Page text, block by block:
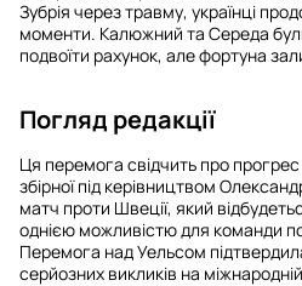
Зубрія через травму, українці
моменти. Калюжний та Середа
подвоїти рахунок, але фортуна
Погляд редакції
Ця перемога свідчить про прогрес
збірної під керівництвом
матч проти Швеції, який
однією можливістю для команди
Перемога над Уельсом
серйозних викликів на